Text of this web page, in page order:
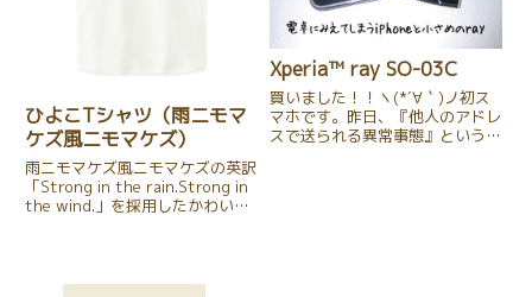
ひよこTシャツ（雨ニモマ
ケズ風ニモマケズ）
雨ニモマケズ風ニモマケズの英訳
「Strong in the rain.Strong in
the wind.」を採用したかわいい
Xperia™ ray SO-03C
買いました！！ヽ(*´∀｀)ノ初ス
マホです。昨日、『他人のアドレ
スで送られる異常事態』というニ